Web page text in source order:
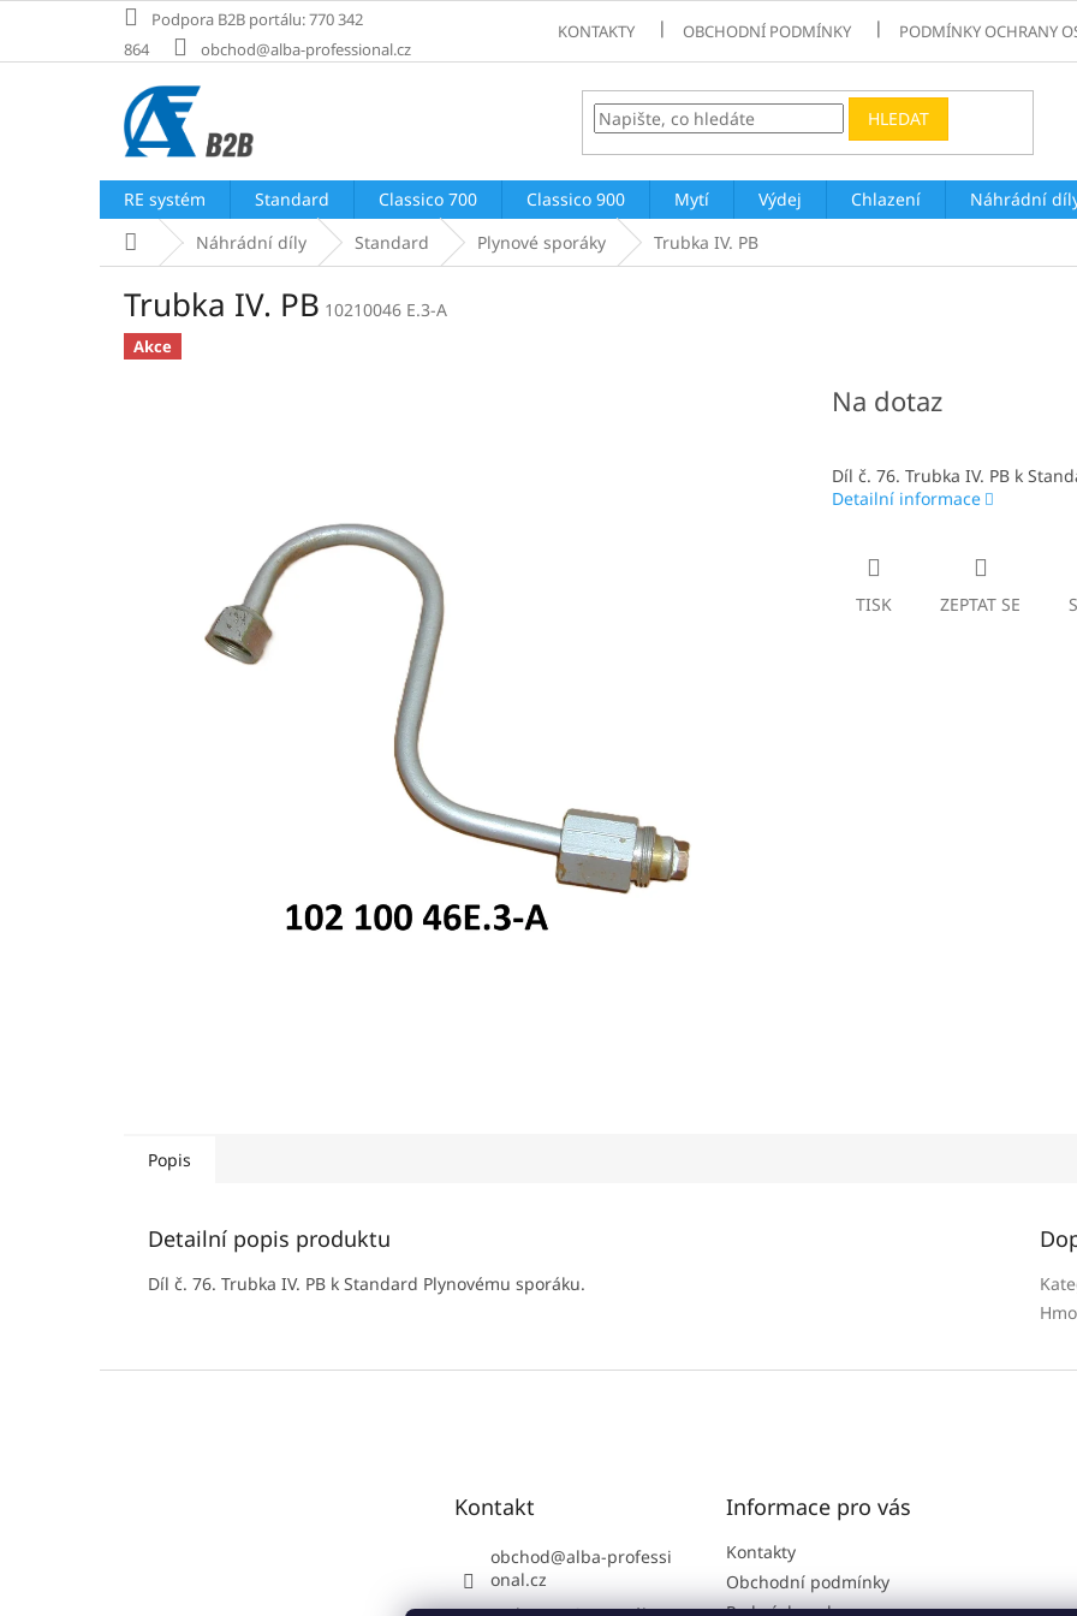
obsah
Podpora B2B portálu: 770 342
864
obchod@alba-professional.cz
KONTAKTY OBCHODNÍ PODMÍNKY PODMÍNKY OCHRANY
HLEDAT
RE systém Standard Classico 700 Classico 900 Mytí Výdej Chlazení Náhrádní
Domů Náhrádní díly Standard Plynové sporáky Trubka IV. PB
Trubka IV. PB 10210046 E.3-A
Akce
Na dotaz
Díl č. 76. Trubka IV. PB k
Detailní informace
TISK ZEPTAT SE
Popis
Detailní popis produktu
Díl č. 76. Trubka IV. PB k Standard Plynovému sporáku.
Kontakt
obchod@alba-professi
onal.cz
Informace pro vás
Kontakty
Obchodní podmínky